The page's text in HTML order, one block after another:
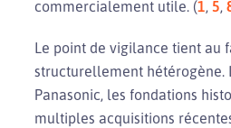
commercialement utile. (1, 5,
Le point de vigilance tient au
structurellement hétérogène.
Panasonic, les fondations
multiples acquisitions